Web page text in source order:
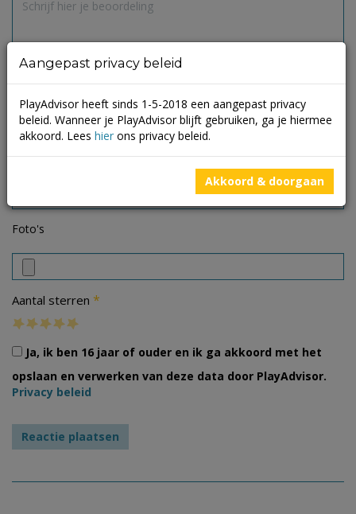
Foto's
Aantal sterren *
Ja, ik ben 16 jaar of ouder en ik ga akkoord met het
opslaan en verwerken van deze data door PlayAdvisor.
Privacy beleid
Aangepast privacy beleid
PlayAdvisor heeft sinds 1-5-2018 een aangepast privacy
beleid. Wanneer je PlayAdvisor blijft gebruiken, ga je hiermee
akkoord. Lees hier ons privacy beleid.
Akkoord & doorgaan